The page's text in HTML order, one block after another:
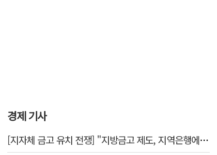
경제 기사
[지자체 금고 유치 전쟁] "지방금고 제도, 지역은행에 불리"